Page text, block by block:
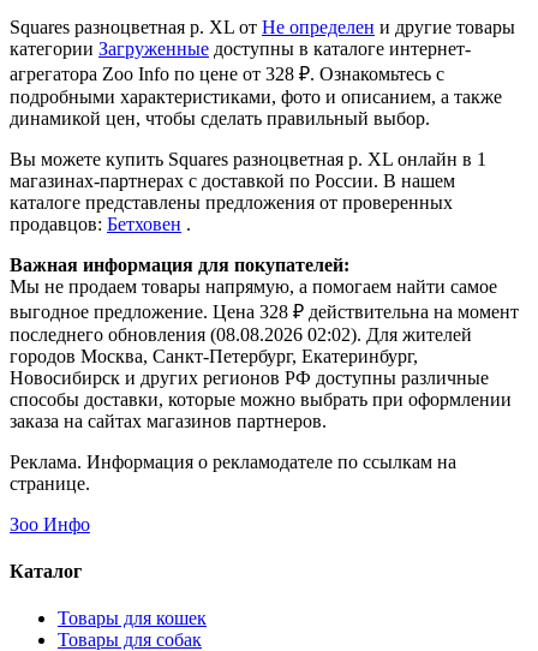
Squares разноцветная р. XL от Не определен и другие товары
категории Загруженные доступны в каталоге интернет-
агрегатора Zoo Info по цене от 328 ₽. Ознакомьтесь с
подробными характеристиками, фото и описанием, а также
динамикой цен, чтобы сделать правильный выбор.
Вы можете купить Squares разноцветная р. XL онлайн в 1
магазинах-партнерах с доставкой по России. В нашем
каталоге представлены предложения от проверенных
продавцов: Бетховен .
Важная информация для покупателей:
Мы не продаем товары напрямую, а помогаем найти самое
выгодное предложение. Цена 328 ₽ действительна на момент
последнего обновления (08.08.2026 02:02). Для жителей
городов Москва, Санкт-Петербург, Екатеринбург,
Новосибирск и других регионов РФ доступны различные
способы доставки, которые можно выбрать при оформлении
заказа на сайтах магазинов партнеров.
Реклама. Информация о рекламодателе по ссылкам на
странице.
Зоо Инфо
Каталог
Товары для кошек
Товары для собак